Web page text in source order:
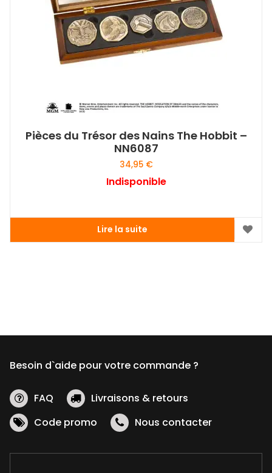
Pièces du Trésor des Nains The Hobbit –
NN6087
34,95 €
Indisponible
Lire la suite
Besoin d`aide pour votre commande ?
FAQ
Livraisons & retours
Code promo
Nous contacter